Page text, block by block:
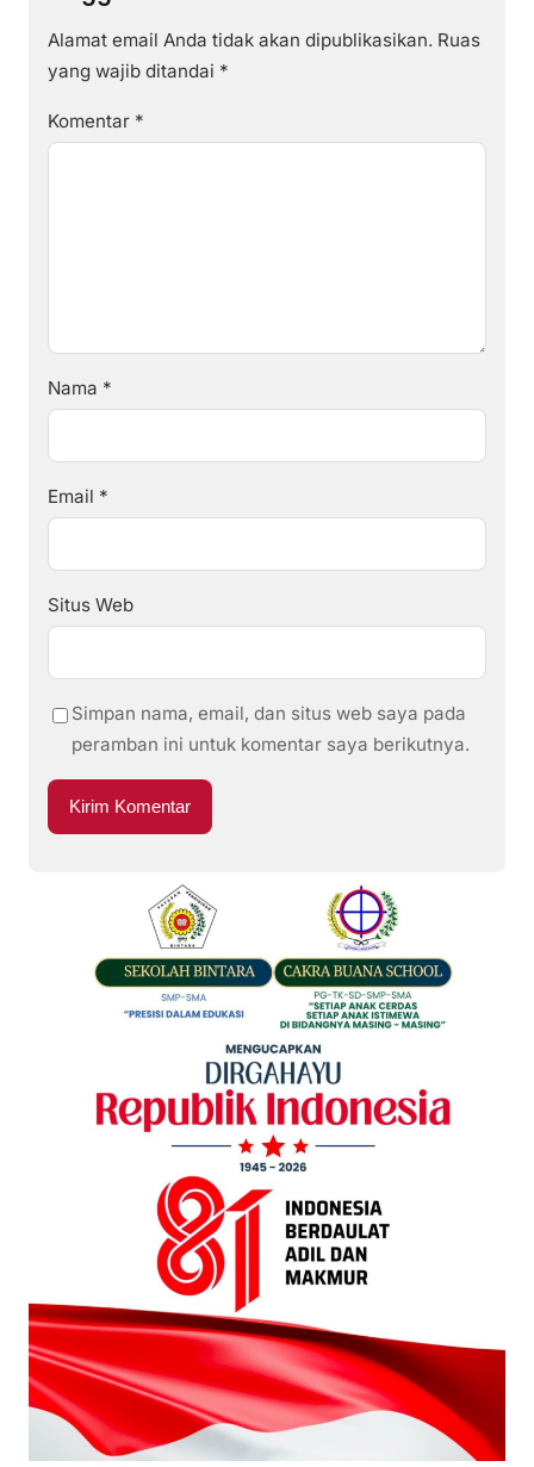
Alamat email Anda tidak akan dipublikasikan. Ruas
yang wajib ditandai *
Komentar *
Nama *
Email *
Situs Web
Simpan nama, email, dan situs web saya pada
peramban ini untuk komentar saya berikutnya.